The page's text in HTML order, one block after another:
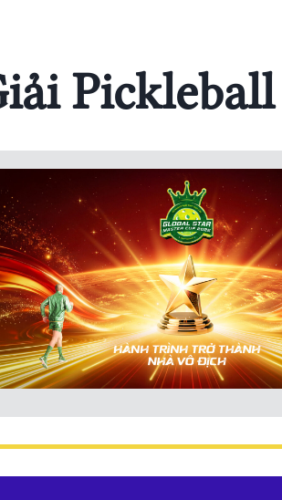
Pickleball